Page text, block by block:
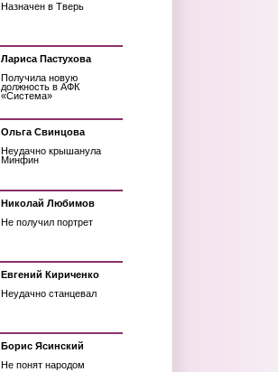
Назначен в Тверь
Лариса Пастухова
Получила новую
должность в АФК
«Система»
Ольга Свинцова
Неудачно крышанула
Минфин
Николай Любимов
Не получил портрет
Евгений Кириченко
Неудачно станцевал
Борис Ясинский
Не понят народом